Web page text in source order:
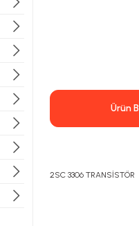
Ürün
2SC 3306 TRANSİSTÖR